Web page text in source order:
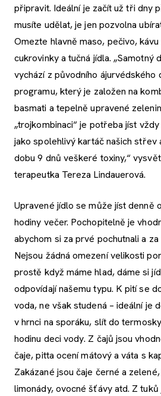
připravit. Ideální je začít už tři dny
musíte udělat, je jen pozvolna
Omezte hlavně maso, pečivo,
cukrovinky a tučná jídla. „Samotný
vychází z původního ájurvédského
programu, který je založen na
basmati a tepelně upravené
„trojkombinaci“ je potřeba jíst
jako spolehlivý kartáč našich střev
dobu 9 dnů veškeré toxiny,“
terapeutka Tereza Lindauerová.
Upravené jídlo se může jíst denně
hodiny večer. Pochopitelně je
abychom si za prvé pochutnali a
Nejsou žádná omezení velikosti
prostě když máme hlad, dáme si
odpovídají našemu typu. K pití se
voda, ne však studená – ideální je
v hrnci na sporáku, slít do
hodinu deci vody. Z čajů jsou
čaje, pitta ocení mátový a váta s
Zakázané jsou čaje černé a
limonády, ovocné šťávy atd. Z tuků